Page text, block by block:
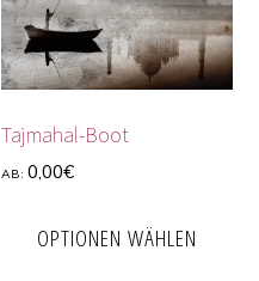
Tajmahal-Boot
AB:0,00€
OPTIONEN WÄHLEN